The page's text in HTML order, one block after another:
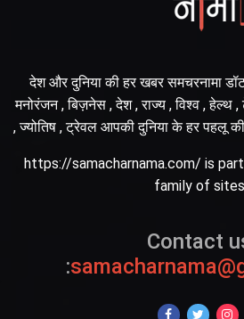
देश और दुनिया की हर खबर समचरनामा
मनोरंजन , बिज़नेस , देश , राज्य , विश्व , हेल्थ ,
, ज्योतिष , ट्रेवल आपकी दुनिया के हर
https://samacharnama.com/ is
family of sites
Contact
: